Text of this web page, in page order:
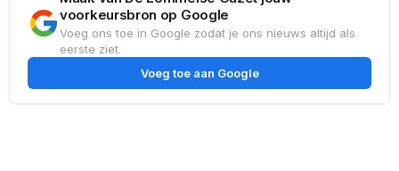
voorkeursbron op Google
Voeg ons toe in Google zodat je ons nieuws altijd als
eerste ziet.
Voeg toe aan Google